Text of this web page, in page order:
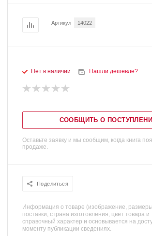
Артикул 14022
Нет в наличии Нашли дешевле?
СООБЩИТЬ О
Оставьте заявку и мы сообщим, когда книга
продаже.
Поделиться
Информация о товаре (изображение,
поставки, страна изготовления, цвет товара и
справочный характер и основывается на
моменту публикации сведениях.